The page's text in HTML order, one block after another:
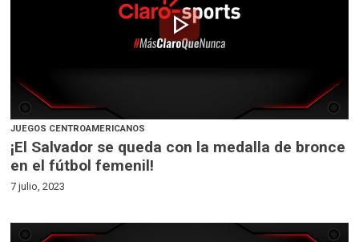
play_arrow
JUEGOS CENTROAMERICANOS
¡El Salvador se queda con la medalla de bronce
en el fútbol femenil!
7 julio, 2023